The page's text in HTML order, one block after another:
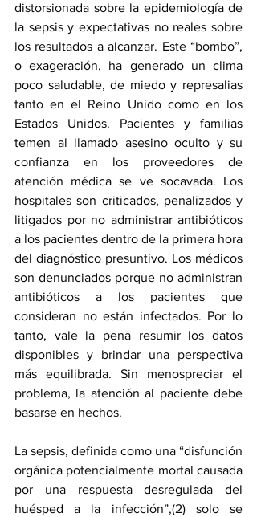
distorsionada sobre la epidemiología de
la sepsis y expectativas no reales sobre
los resultados a alcanzar. Este “bombo”,
o exageración, ha generado un clima
poco saludable, de miedo y represalias
tanto en el Reino Unido como en los
Estados Unidos. Pacientes y familias
temen al llamado asesino oculto y su
confianza en los proveedores de
atención médica se ve socavada. Los
hospitales son criticados, penalizados y
litigados por no administrar antibióticos
a los pacientes dentro de la primera hora
del diagnóstico presuntivo. Los médicos
son denunciados porque no administran
antibióticos a los pacientes que
consideran no están infectados. Por lo
tanto, vale la pena resumir los datos
disponibles y brindar una perspectiva
más equilibrada. Sin menospreciar el
problema, la atención al paciente debe
basarse en hechos.
La sepsis, definida como una “disfunción
orgánica potencialmente mortal causada
por una respuesta desregulada del
huésped a la infección”,(2) solo se